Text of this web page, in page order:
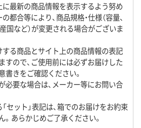
に最新の商品情報を表示するよう努め
都合等により、商品規格・仕様（容量、
国など）が変更される場合がございま
する商品とサイト上の商品情報の表記
すので、ご使用前には必ずお届けした
書きをご確認ください。
必要な場合は、メーカー等にお問い合
セット」表記は、箱でのお届けをお約束
あらかじめご了承ください。